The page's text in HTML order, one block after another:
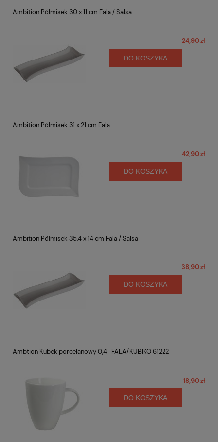
Ambition Półmisek 30 x 11 cm Fala / Salsa
24,90 zł
DO KOSZYKA
Ambition Półmisek 31 x 21 cm Fala
42,90 zł
DO KOSZYKA
Ambition Półmisek 35,4 x 14 cm Fala / Salsa
38,90 zł
DO KOSZYKA
Ambtion Kubek porcelanowy 0,4 l FALA/KUBIKO 61222
18,90 zł
DO KOSZYKA